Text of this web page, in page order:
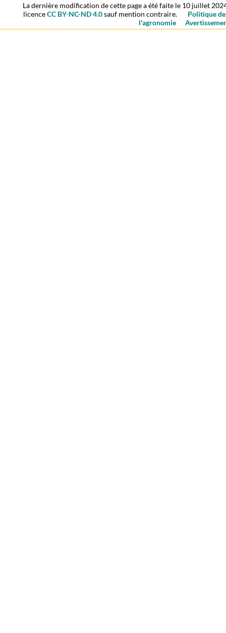
La dernière modification de cette page a été faite le 10 juillet
licenceCC BY-NC-ND 4.0sauf mention contraire.
Politique
l'agronomie